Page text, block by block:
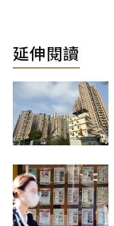
延伸閱讀